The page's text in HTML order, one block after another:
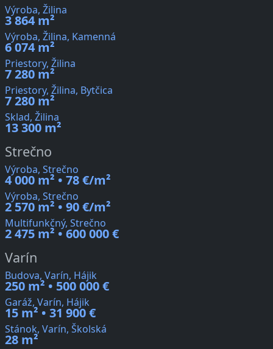
Výroba, Žilina
3 864 m²
Výroba, Žilina, Kamenná
6 074 m²
Priestory, Žilina
7 280 m²
Priestory, Žilina, Bytčica
7 280 m²
Sklad, Žilina
13 300 m²
Strečno
Výroba, Strečno
4 000 m² • 78 €/m²
Výroba, Strečno
2 570 m² • 90 €/m²
Multifunkčný, Strečno
2 475 m² • 600 000 €
Varín
Budova, Varín, Hájik
250 m² • 500 000 €
Garáž, Varín, Hájik
15 m² • 31 900 €
Stánok, Varín, Školská
28 m²